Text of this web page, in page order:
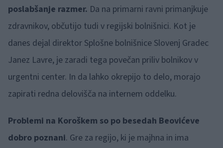
poslabšanje razmer. Da na primarni ravni primanjkuje
zdravnikov, občutijo tudi v regijski bolnišnici. Kot je
danes dejal direktor Splošne bolnišnice Slovenj Gradec
Janez Lavre, je zaradi tega povečan priliv bolnikov v
urgentni center. In da lahko okrepijo to delo, morajo
zapirati redna delovišča na internem oddelku.
Problemi na Koroškem so po besedah Beovićeve
dobro poznani. Gre za regijo, ki je majhna in ima